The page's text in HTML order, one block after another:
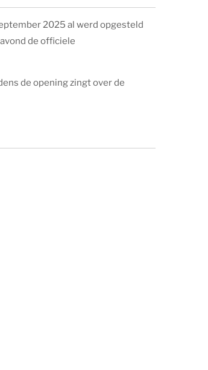
2025 al werd opgesteld
de officiele
de opening zingt over de